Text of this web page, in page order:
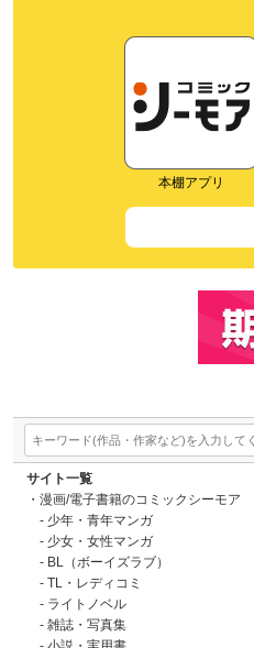
本棚アプリ
サイト一覧
漫画/電子書籍のコミックシーモア
少年・青年マンガ
少女・女性マンガ
BL（ボーイズラブ）
TL・レディコミ
ライトノベル
雑誌・写真集